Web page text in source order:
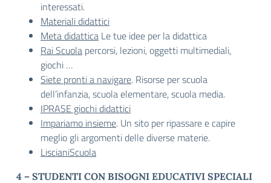
interessati.
Materiali didattici
Meta didattica Le tue idee per la didattica
Rai Scuola percorsi, lezioni, oggetti multimediali,
giochi …
Siete pronti a navigare. Risorse per scuola
dell’infanzia, scuola elementare, scuola media.
IPRASE giochi didattici
Impariamo insieme. Un sito per ripassare e capire
meglio gli argomenti delle diverse materie.
LiscianiScuola
4 – STUDENTI CON BISOGNI EDUCATIVI SPECIALI